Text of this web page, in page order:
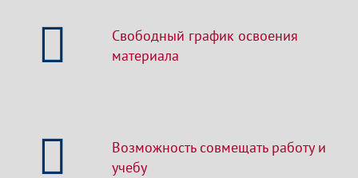
Свободный график освоения
материала
Возможность совмещать работу и
учебу